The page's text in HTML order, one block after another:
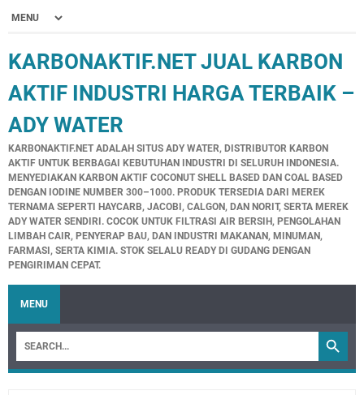
KARBONAKTIF.NET JUAL KARBON
AKTIF INDUSTRI HARGA TERBAIK –
ADY WATER
KARBONAKTIF.NET ADALAH SITUS ADY WATER, DISTRIBUTOR KARBON
AKTIF UNTUK BERBAGAI KEBUTUHAN INDUSTRI DI SELURUH INDONESIA.
MENYEDIAKAN KARBON AKTIF COCONUT SHELL BASED DAN COAL BASED
DENGAN IODINE NUMBER 300–1000. PRODUK TERSEDIA DARI MEREK
TERNAMA SEPERTI HAYCARB, JACOBI, CALGON, DAN NORIT, SERTA MEREK
ADY WATER SENDIRI. COCOK UNTUK FILTRASI AIR BERSIH, PENGOLAHAN
LIMBAH CAIR, PENYERAP BAU, DAN INDUSTRI MAKANAN, MINUMAN,
FARMASI, SERTA KIMIA. STOK SELALU READY DI GUDANG DENGAN
PENGIRIMAN CEPAT.
MENU